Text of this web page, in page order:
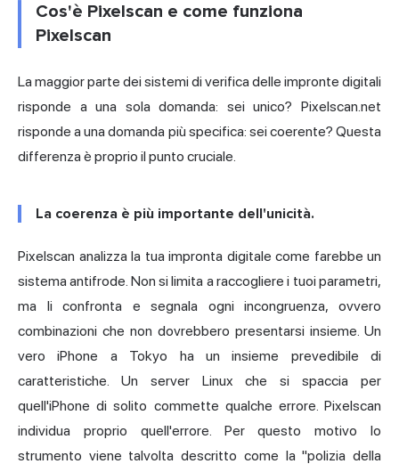
Cos'è Pixelscan e come funziona
Pixelscan
La maggior parte dei sistemi di verifica delle impronte digitali
risponde a una sola domanda: sei unico? Pixelscan.net
risponde a una domanda più specifica: sei coerente? Questa
differenza è proprio il punto cruciale.
La coerenza è più importante dell'unicità.
Pixelscan analizza la tua impronta digitale come farebbe un
sistema antifrode. Non si limita a raccogliere i tuoi parametri,
ma li confronta e segnala ogni incongruenza, ovvero
combinazioni che non dovrebbero presentarsi insieme. Un
vero iPhone a Tokyo ha un insieme prevedibile di
caratteristiche. Un server Linux che si spaccia per
quell'iPhone di solito commette qualche errore. Pixelscan
individua proprio quell'errore. Per questo motivo lo
strumento viene talvolta descritto come la "polizia della